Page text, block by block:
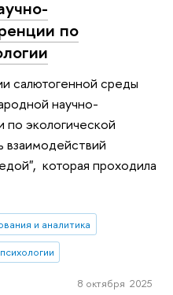
по
салютогенной среды
научно-
по экологической
взаимодействий
которая проходила
и аналитика
8 октября 2025